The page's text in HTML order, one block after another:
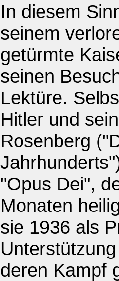
In diesem
seinem
getürmte
seinen
Lektüre.
Hitler und
Rosenberg
"Opus Dei",
Monaten
sie 1936 als
deren Kampf